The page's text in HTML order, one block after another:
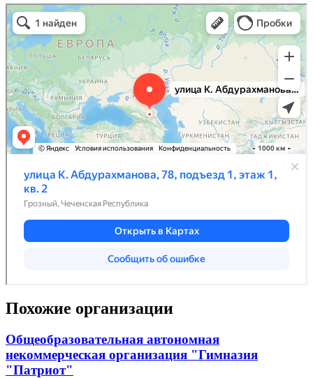
Похожие организации
Общеобразовательная автономная
некоммерческая организация "Гимназия
"Патриот"